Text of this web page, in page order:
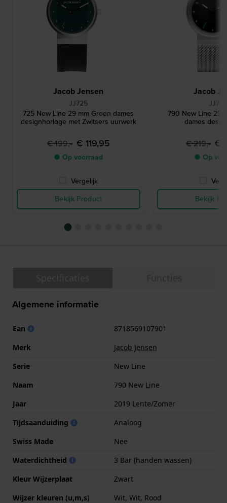
Jacob Jensen
JJ725
725 New Line 29 mm Groen dames
designhorloge met Zwitsers uurwerk
€ 199,- € 119,95
● Op voorraad
Vergelijk
Bekijk Product
Jacob
790 New Line 29
dames
€ 219,- €
● Op
Bekijk
Algemene informatie
Ean
8718569107901
Merk
Jacob Jensen
Serie
New Line
Naam
790 New Line
Jaar
2019 Lente/Zomer
Tijdsaanduiding
Analoog
Swiss Made
Nee
Waterdichtheid
3 Bar (handen wassen)
Kleur Wijzerplaat
Zwart
Wijzer kleuren (u,m,s)
Wit, Wit, Rood